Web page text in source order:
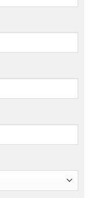
€ (bei einem
CO₂-